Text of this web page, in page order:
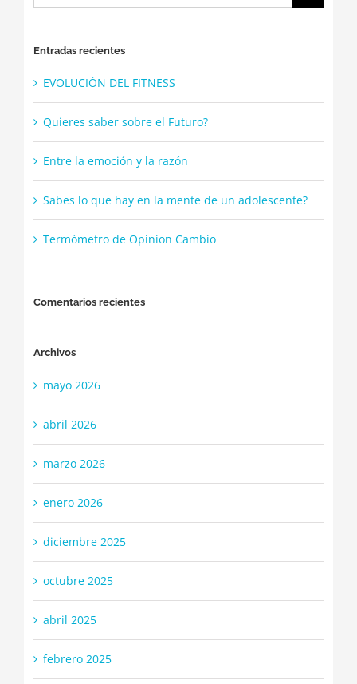
for:
Entradas recientes
EVOLUCIÓN DEL FITNESS
Quieres saber sobre el Futuro?
Entre la emoción y la razón
Sabes lo que hay en la mente de un adolescente?
Termómetro de Opinion Cambio
Comentarios recientes
Archivos
mayo 2026
abril 2026
marzo 2026
enero 2026
diciembre 2025
octubre 2025
abril 2025
febrero 2025